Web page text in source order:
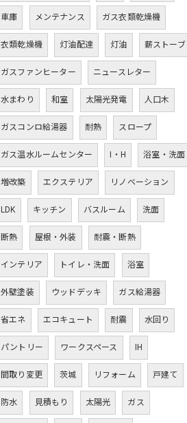
車庫 メンテナンス ガス衣類乾燥機
衣類乾燥機 灯油配達 灯油 薪ストーブ
ガスファンヒーター ニュースレター
水まわり 和室 太陽光発電 人口木
ガスコンロ給湯器 耐熱 スロープ
ガス温水ルームセンター I・H 浴室・洗面
増改築 エクステリア リノベーション
LDK キッチン バスルーム 洗面
断熱 屋根・外装 耐震・断熱
インテリア トイレ・洗面 浴室
外壁塗装 ウッドデッキ ガス給湯器
省エネ エコキュート 耐震 水回り
パントリー ワークスペース IH
間取り変更 茨城 リフォーム 戸建て
防水 見積もり 太陽光 ガス